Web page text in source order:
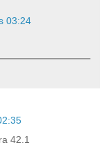
03:24
42.1